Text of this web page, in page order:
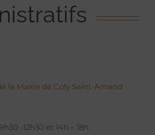
la Mairie de Coly Saint-Amand
-12h30 et 14h – 18h